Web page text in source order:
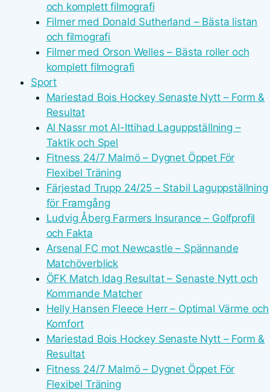
och komplett filmografi
Filmer med Donald Sutherland – Bästa listan
och filmografi
Filmer med Orson Welles – Bästa roller och
komplett filmografi
Sport
Mariestad Bois Hockey Senaste Nytt – Form &
Resultat
Al Nassr mot Al-Ittihad Laguppställning –
Taktik och Spel
Fitness 24/7 Malmö – Dygnet Öppet För
Flexibel Träning
Färjestad Trupp 24/25 – Stabil Laguppställning
för Framgång
Ludvig Åberg Farmers Insurance – Golfprofil
och Fakta
Arsenal FC mot Newcastle – Spännande
Matchöverblick
ÖFK Match Idag Resultat – Senaste Nytt och
Kommande Matcher
Helly Hansen Fleece Herr – Optimal Värme och
Komfort
Mariestad Bois Hockey Senaste Nytt – Form &
Resultat
Fitness 24/7 Malmö – Dygnet Öppet För
Flexibel Träning